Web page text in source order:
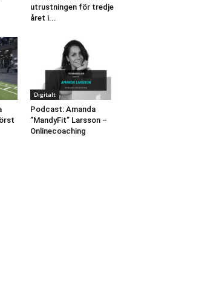
utrustningen för tredje
året i...
Digitalt
Podcast: Amanda
”MandyFit” Larsson –
Onlinecoaching